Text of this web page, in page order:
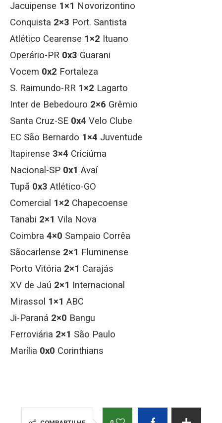
Jacuipense 1×1 Novorizontino
Conquista 2×3 Port. Santista
Atlético Cearense 1×2 Ituano
Operário-PR 0x3 Guarani
Vocem 0x2 Fortaleza
S. Raimundo-RR 1×2 Lagarto
Inter de Bebedouro 2×6 Grêmio
Santa Cruz-SE 0x4 Velo Clube
EC São Bernardo 1×4 Juventude
Itapirense 3×4 Criciúma
Nacional-SP 0x1 Avaí
Tupã 0x3 Atlético-GO
Comercial 1×2 Chapecoense
Tanabi 2×1 Vila Nova
Coimbra 4×0 Sampaio Corrêa
Sãocarlense 2×1 Fluminense
Porto Vitória 2×1 Carajás
XV de Jaú 2×1 Internacional
Mirassol 1×1 ABC
Ji-Paraná 2×0 Bangu
Ferroviária 2×1 São Paulo
Marília 0x0 Corinthians